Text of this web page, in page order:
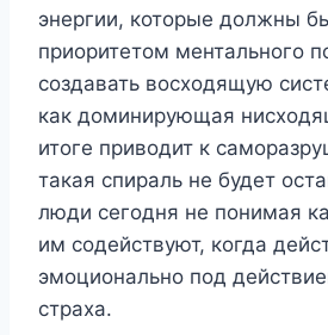
энергии, которые должны
приоритетом ментального
создавать восходящую
как доминирующая
итоге приводит к
такая спираль не будет
люди сегодня не понимая
им содействуют, когда
эмоционально под
страха.